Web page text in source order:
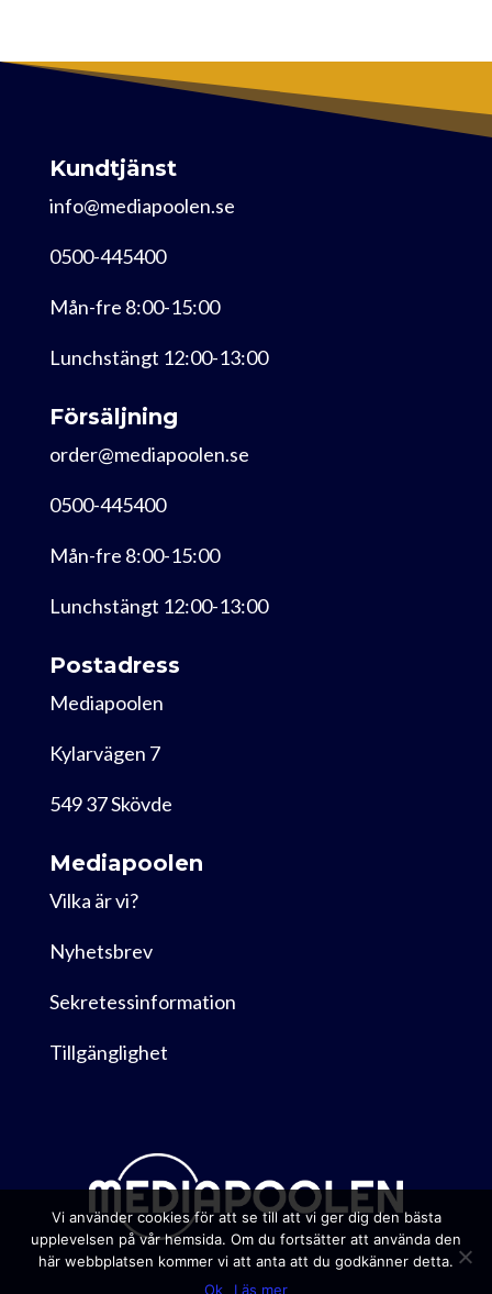
Kundtjänst
info@mediapoolen.se
0500-445400
Mån-fre 8:00-15:00
Lunchstängt 12:00-13:00
Försäljning
order@mediapoolen.se
0500-445400
Mån-fre 8:00-15:00
Lunchstängt 12:00-13:00
Postadress
Mediapoolen
Kylarvägen 7
549 37 Skövde
Mediapoolen
Vilka är vi?
Nyhetsbrev
Sekretessinformation
Tillgänglighet
Vi använder cookies för att se till att vi ger dig den bästa
upplevelsen på vår hemsida. Om du fortsätter att använda den
här webbplatsen kommer vi att anta att du godkänner detta.
Ok
Läs mer